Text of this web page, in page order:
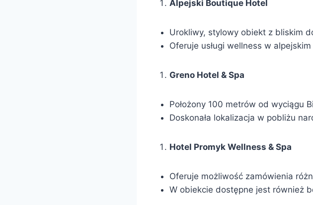
Alpejski Boutique Hotel
Urokliwy, stylowy obiekt z bliskim
Oferuje usługi wellness w
Greno Hotel & Spa
Położony 100 metrów od wyciągu
Doskonała lokalizacja w pobliżu
Hotel Promyk Wellness & Spa
Oferuje możliwość zamówienia
W obiekcie dostępne jest również